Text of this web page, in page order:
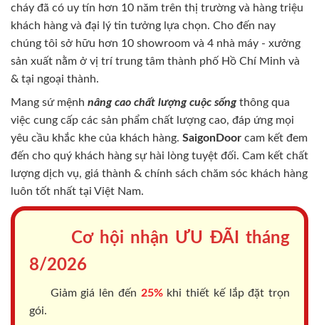
cháy đã có uy tín hơn 10 năm trên thị trường và hàng triệu
khách hàng và đại lý tin tưởng lựa chọn. Cho đến nay
chúng tôi sở hữu hơn 10 showroom và 4 nhà máy - xưởng
sản xuất nằm ở vị trí trung tâm thành phố Hồ Chí Minh và
& tại ngoại thành.
Mang sứ mệnh nâng cao chất lượng cuộc sốngthông qua
việc cung cấp các sản phẩm chất lượng cao, đáp ứng mọi
yêu cầu khắc khe của khách hàng. SaigonDoor cam kết đem
đến cho quý khách hàng sự hài lòng tuyệt đối. Cam kết chất
lượng dịch vụ, giá thành & chính sách chăm sóc khách hàng
luôn tốt nhất tại Việt Nam.
Cơ hội nhận ƯU ĐÃI tháng
8/2026
Giảm giá lên đến 25%khi thiết kế lắp đặt trọn
gói.